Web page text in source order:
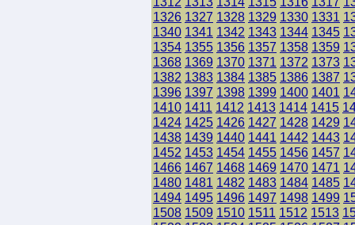
1326 1327 1328 1329 1330 1331
1340 1341 1342 1343 1344 1345
1354 1355 1356 1357 1358 1359
1368 1369 1370 1371 1372 1373
1382 1383 1384 1385 1386 1387
1396 1397 1398 1399 1400 1401
1410 1411 1412 1413 1414 1415
1424 1425 1426 1427 1428 1429
1438 1439 1440 1441 1442 1443
1452 1453 1454 1455 1456 1457
1466 1467 1468 1469 1470 1471
1480 1481 1482 1483 1484 1485
1494 1495 1496 1497 1498 1499
1508 1509 1510 1511 1512 1513